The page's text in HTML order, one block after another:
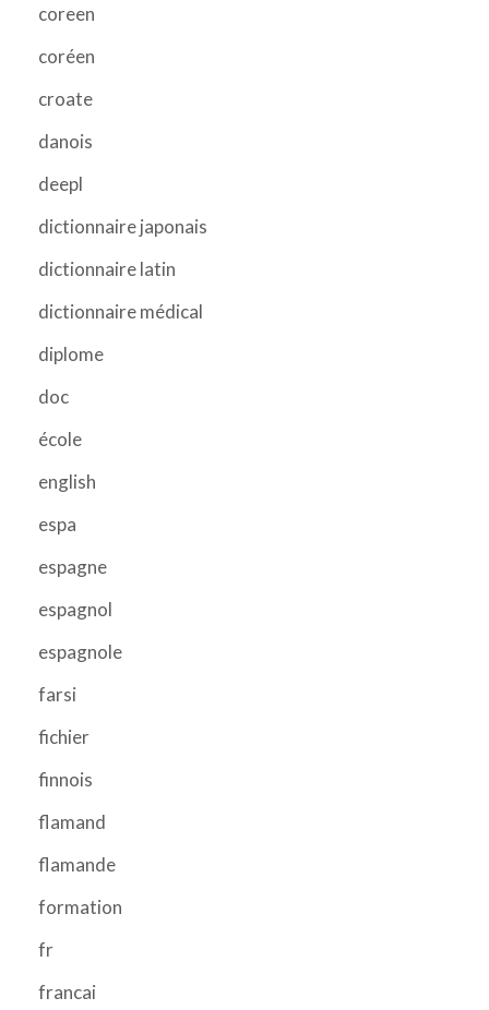
coreen
coréen
croate
danois
deepl
dictionnaire japonais
dictionnaire latin
dictionnaire médical
diplome
doc
école
english
espa
espagne
espagnol
espagnole
farsi
fichier
finnois
flamand
flamande
formation
fr
francai